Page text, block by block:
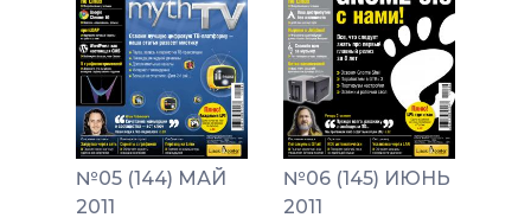
№05 (144) МАЙ
2011
№06 (145) ИЮНЬ
2011